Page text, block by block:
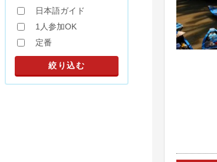
日本語ガイド
1人参加OK
定番